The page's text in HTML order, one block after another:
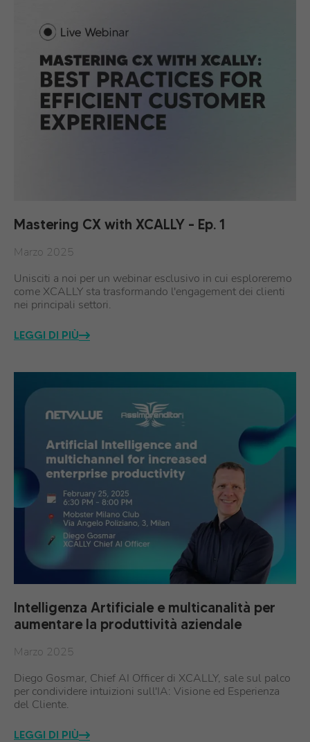
Mastering CX with XCALLY – Ep. 1
Marzo 2025
Unisciti a noi per un webinar esclusivo in cui esploreremo
come XCALLY sta trasformando l'engagement dei clienti
nei principali settori.
LEGGI DI PIÙ
Intelligenza Artificiale e multicanalità per
aumentare la produttività aziendale
Marzo 2025
Diego Gosmar, Chief AI Officer di XCALLY, sale sul palco
per condividere intuizioni sull'IA: Visione ed Esperienza
del Cliente.
LEGGI DI PIÙ